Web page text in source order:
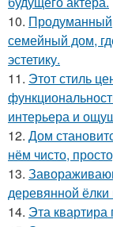
10.
семейный дом,
эстетику.
11. Этот стиль
интерьера и
12. Дом
нём чисто,
13.
деревянной ёлки
14. Эта